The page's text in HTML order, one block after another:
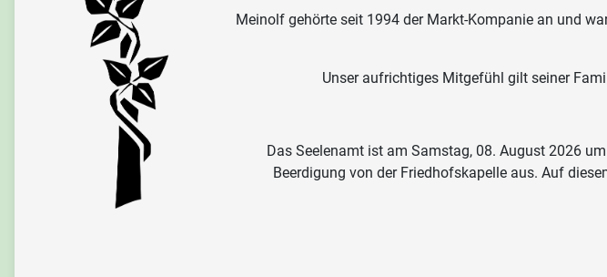
Meinolf gehörte seit 1994 der Markt-Kompanie an und
Unser aufrichtiges Mitgefühl gilt seiner
Das Seelenamt ist am Samstag, 08. August 2026
Beerdigung von der Friedhofskapelle aus. Auf